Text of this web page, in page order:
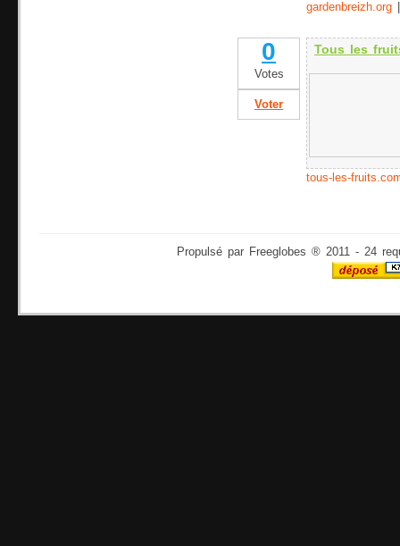
gardenbreizh.org
0
Votes
Voter
Tous les
tous-les-
Propulsé par Freeglobes ® 2011 - 24